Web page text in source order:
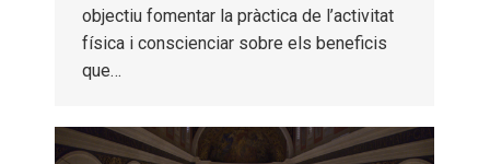
objectiu fomentar la pràctica de l’activitat
física i conscienciar sobre els beneficis
que…